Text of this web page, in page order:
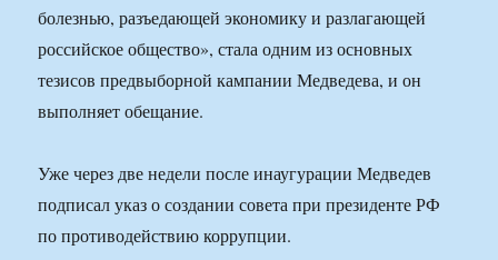
болезнью, разъедающей экономику и разлагающей
российское общество», стала одним из основных
тезисов предвыборной кампании Медведева, и он
выполняет обещание.
Уже через две недели после инаугурации Медведев
подписал указ о создании совета при президенте РФ
по противодействию коррупции.